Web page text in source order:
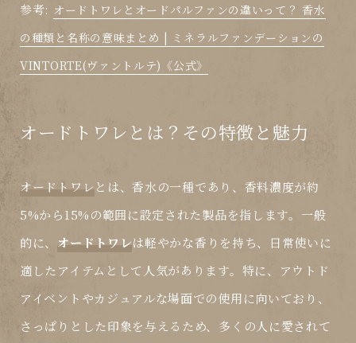
参考: オードトワレとオードパルファンの違いって？ 香水
の種類と名称の意味まとめ | ミネラルファンデーションの
VINTORTE(ヴァントルテ)《公式》
オードトワレとは？その特徴と魅力
オードトワレとは、香水の一種であり、香料濃度が約
5%から15%の範囲に設定された製品を指します。一般
的に、 オードトワレは軽やかな香りを持ち、日常使いに
適したアイテムとして人気があります。特に、アウトド
アイベントやカジュアルな場面での使用に向いており、
さっぱりとした印象を与えるため、多くの人に愛されて